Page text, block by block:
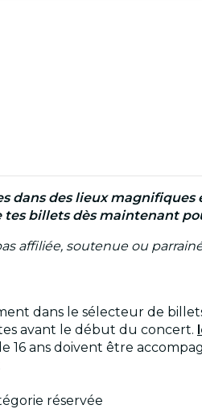
des lieux
billets dès maintenant
affiliée, soutenue ou
dans le sélecteur de
avant le début du concert.
16 ans doivent être
réservée